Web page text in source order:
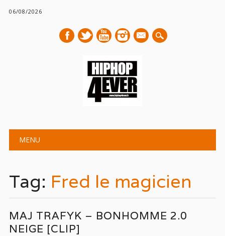
06/08/2026
mail
Main menu
MENU
Tag: Fred le magicien
MAJ TRAFYK – BONHOMME 2.0
NEIGE [CLIP]